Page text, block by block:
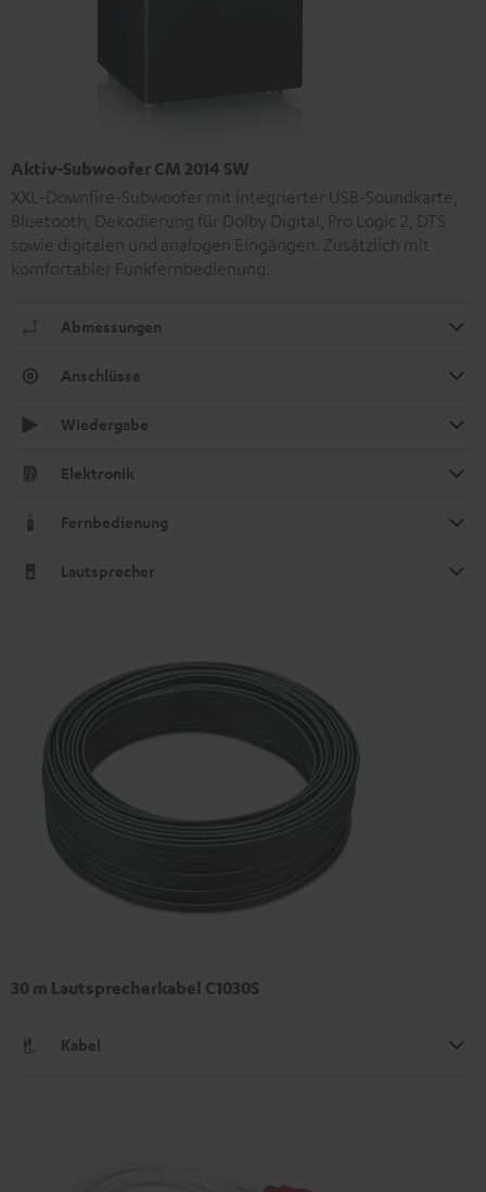
Aktiv-Subwoofer CM 2014 SW
XXL-Downfire-Subwoofer mit integrierter USB-Soundkarte,
Bluetooth, Dekodierung für Dolby Digital, Pro Logic 2, DTS
sowie digitalen und analogen Eingängen. Zusätzlich mit
komfortabler Funkfernbedienung.
Abmessungen
Anschlüsse
Wiedergabe
Elektronik
Fernbedienung
Lautsprecher
30 m Lautsprecherkabel C1030S
Kabel